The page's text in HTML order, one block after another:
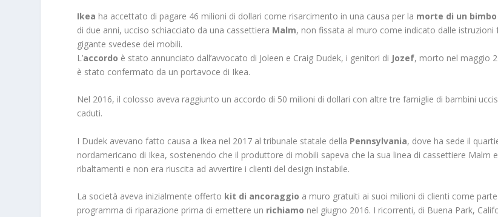
Ikea ha accettato di pagare 46 milioni di dollari come risarcimento in una causa per la morte di un bimbo
di due anni, ucciso schiacciato da una cassettiera Malm, non fissata al muro come indicato dalle istruzioni
gigante svedese dei mobili.
L’accordo è stato annunciato dall’avvocato di Joleen e Craig Dudek, i genitori di Jozef, morto nel maggio
è stato confermato da un portavoce di Ikea.
Nel 2016, il colosso aveva raggiunto un accordo di 50 milioni di dollari con altre tre famiglie di bambini
caduti.
I Dudek avevano fatto causa a Ikea nel 2017 al tribunale statale della Pennsylvania, dove ha sede il
nordamericano di Ikea, sostenendo che il produttore di mobili sapeva che la sua linea di cassettiere Malm
ribaltamenti e non era riuscita ad avvertire i clienti del design instabile.
La società aveva inizialmente offerto kit di ancoraggio a muro gratuiti ai suoi milioni di clienti come
programma di riparazione prima di emettere un richiamo nel giugno 2016. I ricorrenti, di Buena Park,